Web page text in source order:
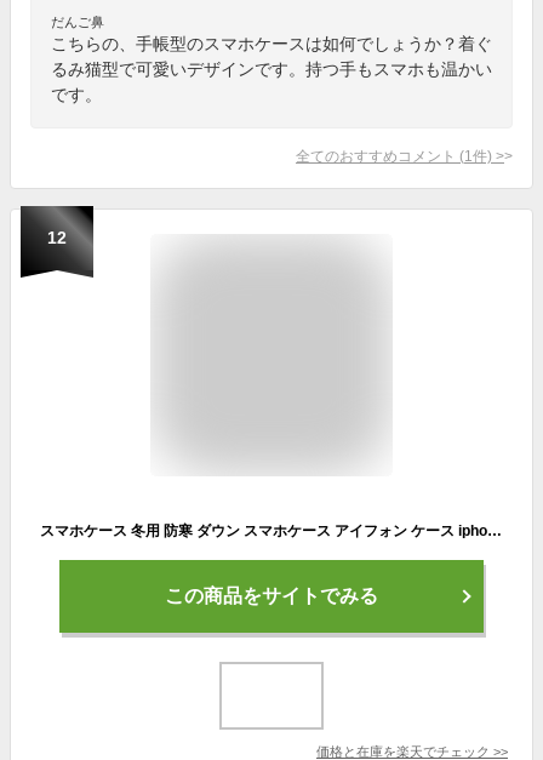
だんご鼻
こちらの、手帳型のスマホケースは如何でしょうか？着ぐ
るみ猫型で可愛いデザインです。持つ手もスマホも温かい
です。
全てのおすすめコメント (1 件) >
12
スマホケース 冬用 防寒 ダウン スマホケース アイフォン ケース iphone11 iPhone13 ケース iPhone12 ケース 耐衝撃 柔軟 ふわふわ感じ かわいい オシャレ カバー 韓国 iphone12 mini pro Max カバー iPhone SE 第2世代 se2 携帯 iPhone 11 XS MAX XR X iPhone8 iPhone7
この商品をサイトでみる
価格と在庫を楽天でチェック >>